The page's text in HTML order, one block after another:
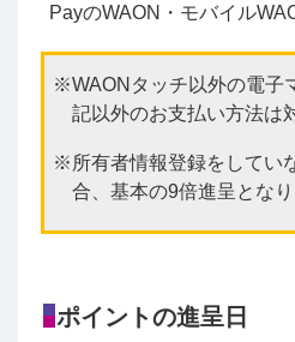
PayのWAON・モバイル
WAONタッチ以外の電子
記以外のお支払い方法は
所有者情報登録をしてい
合、基本の9倍進呈となり
ポイントの進呈日